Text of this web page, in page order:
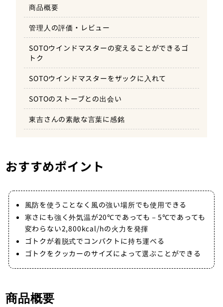
商品概要
管理人の評価・レビュー
SOTOウインドマスターの変えることができるゴ
トク
SOTOウインドマスターをザックに入れて
SOTOのストーブとの出会い
東吉さんの素敵な言葉に感銘
おすすめポイント
風防を使うことなく風の強い場所でも使用できる
寒さにも強く外気温が20℃であっても－5℃であっても
変わらない2,800kcal/hの火力を発揮
ゴトクが着脱式でコンパクトに持ち運べる
ゴトクをクッカーのサイズによって選ぶことができる
商品概要